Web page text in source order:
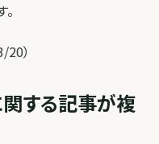
20）
する記事が複